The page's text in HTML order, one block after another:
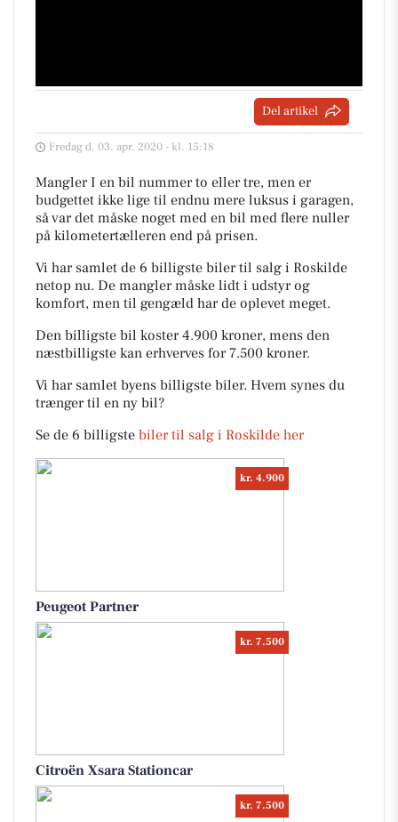
Del artikel
Fredag d. 03. apr. 2020 - kl. 15:18
Mangler I en bil nummer to eller tre, men er
budgettet ikke lige til endnu mere luksus i garagen,
så var det måske noget med en bil med flere nuller
på kilometertælleren end på prisen.
Vi har samlet de 6 billigste biler til salg i Roskilde
netop nu. De mangler måske lidt i udstyr og
komfort, men til gengæld har de oplevet meget.
Den billigste bil koster 4.900 kroner, mens den
næstbilligste kan erhverves for 7.500 kroner.
Vi har samlet byens billigste biler. Hvem synes du
trænger til en ny bil?
Se de 6 billigste biler til salg i Roskilde her
kr. 4.900
Peugeot Partner
kr. 7.500
Citroën Xsara Stationcar
kr. 7.500